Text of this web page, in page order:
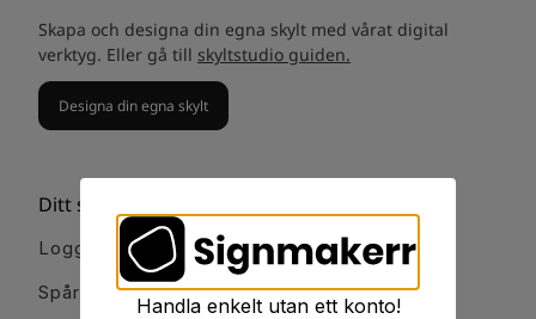
Skapa och designa din egna skylt med vårat digital
verktyg. Eller gå till skyltstudio guiden.
Designa din egna skylt
Ditt signmakerr
Logga in
Spåra order
Handla enkelt utan ett konto!